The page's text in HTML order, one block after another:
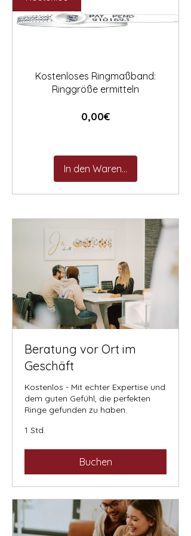
Kostenloses Ringmaßband:
Ringgröße ermitteln
0,00€Preis
In den Warenkorb
Beratung vor Ort im
Geschäft
Kostenlos - Mit echter Expertise und
dem guten Gefühl, die perfekten
Ringe gefunden zu haben.
1 Std.
Buchen